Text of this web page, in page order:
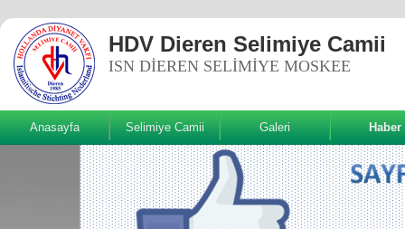
HDV Dieren Selimiye Camii
ISN DIEREN SELIMIYE MOSKEE
Anasayfa Selimiye Camii Galeri Haber